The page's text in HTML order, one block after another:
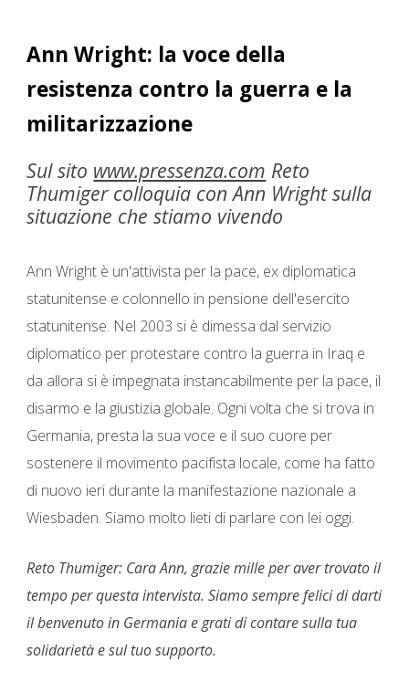
Ann Wright: la voce della
resistenza contro la guerra e la
militarizzazione
Sul sito www.pressenza.com Reto
Thumiger colloquia con Ann Wright sulla
situazione che stiamo vivendo
Ann Wright è un'attivista per la pace, ex diplomatica
statunitense e colonnello in pensione dell'esercito
statunitense. Nel 2003 si è dimessa dal servizio
diplomatico per protestare contro la guerra in Iraq e
da allora si è impegnata instancabilmente per la pace, il
disarmo e la giustizia globale. Ogni volta che si trova in
Germania, presta la sua voce e il suo cuore per
sostenere il movimento pacifista locale, come ha fatto
di nuovo ieri durante la manifestazione nazionale a
Wiesbaden. Siamo molto lieti di parlare con lei oggi.
Reto Thumiger: Cara Ann, grazie mille per aver trovato il
tempo per questa intervista. Siamo sempre felici di darti
il ​​benvenuto in Germania e grati di contare sulla tua
solidarietà e sul tuo supporto.